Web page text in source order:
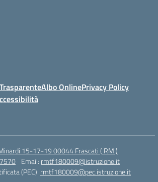
Albo OnlinePrivacy Policy
15-17-19 00044 Frascati ( RM )
Email: rmtf180009@istruzione.it
(PEC): rmtf180009@pec.istruzione.it